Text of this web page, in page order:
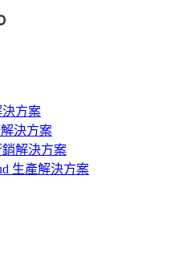
決方案
解決方案
銷解決方案
生產解決方案